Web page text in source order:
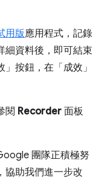
用版應用程式，記錄
細資料後，即可結束
按鈕，在「成效」
閱 Recorder 面板
團隊正積極努
，協助我們進一步改